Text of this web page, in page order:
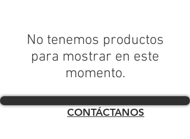
No tenemos productos
para mostrar en este
momento.
CONTÁCTANOS